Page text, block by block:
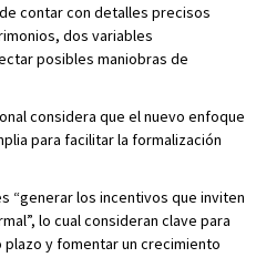
contar con detalles precisos
dos variables
posibles maniobras de
considera que el nuevo enfoque
para facilitar la formalización
“generar los incentivos que inviten
lo cual consideran clave para
y fomentar un crecimiento